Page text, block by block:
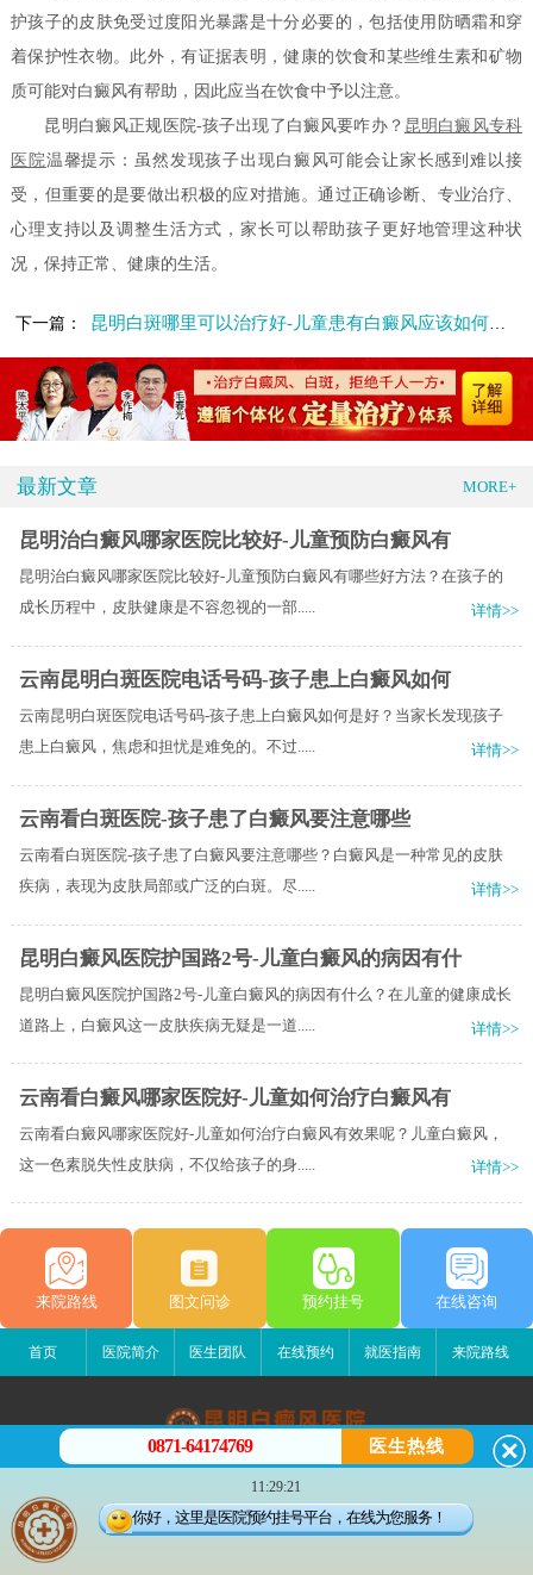
护孩子的皮肤免受过度阳光暴露是十分必要的，包括使用防晒霜和穿
着保护性衣物。此外，有证据表明，健康的饮食和某些维生素和矿物
质可能对白癜风有帮助，因此应当在饮食中予以注意。
昆明白癜风正规医院-孩子出现了白癜风要咋办？ 昆明白癜风专科
医院温馨提示：虽然发现孩子出现白癜风可能会让家长感到难以接
受，但重要的是要做出积极的应对措施。通过正确诊断、专业治疗、
心理支持以及调整生活方式，家长可以帮助孩子更好地管理这种状
况，保持正常、健康的生活。
下一篇： 昆明白斑哪里可以治疗好-儿童患有白癜风应该如何应对
最新文章 MORE+
昆明治白癜风哪家医院比较好-儿童预防白癜风有
昆明治白癜风哪家医院比较好-儿童预防白癜风有哪些好方法？在孩子的
成长历程中，皮肤健康是不容忽视的一部.....
详情>>
云南昆明白斑医院电话号码-孩子患上白癜风如何
云南昆明白斑医院电话号码-孩子患上白癜风如何是好？当家长发现孩子
患上白癜风，焦虑和担忧是难免的。不过.....
详情>>
云南看白斑医院-孩子患了白癜风要注意哪些
云南看白斑医院-孩子患了白癜风要注意哪些？白癜风是一种常见的皮肤
疾病，表现为皮肤局部或广泛的白斑。尽.....
详情>>
昆明白癜风医院护国路2号-儿童白癜风的病因有什
昆明白癜风医院护国路2号-儿童白癜风的病因有什么？在儿童的健康成长
道路上，白癜风这一皮肤疾病无疑是一道.....
详情>>
云南看白癜风哪家医院好-儿童如何治疗白癜风有
云南看白癜风哪家医院好-儿童如何治疗白癜风有效果呢？儿童白癜风，
这一色素脱失性皮肤病，不仅给孩子的身.....
详情>>
来院路线 图文问诊 预约挂号 在线咨询
首页 医院简介 医生团队 在线预约 就医指南 来院路线
昆明白癜风医院
昆明市五华区护国路2号
版权所有：昆明白癜风医院
0871-64174769 医生热线
11:29:21
你好，这里是医院预约挂号平台，在线为您服务！